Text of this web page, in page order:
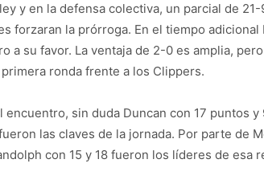
y en la defensa colectiva, un parcial de
forzaran la prórroga. En el tiempo adicional
a su favor. La ventaja de 2-0 es amplia,
ronda frente a los Clippers.
sin duda Duncan con 17 puntos
las claves de la jornada. Por parte de
con 15 y 18 fueron los líderes de esa